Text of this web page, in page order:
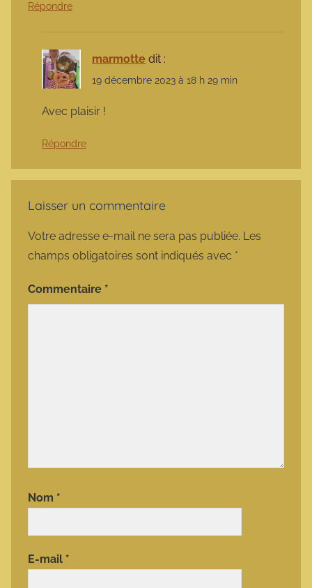
Répondre
marmotte dit :
19 décembre 2023 à 18 h 29 min
Avec plaisir !
Répondre
Laisser un commentaire
Votre adresse e-mail ne sera pas publiée. Les
champs obligatoires sont indiqués avec *
Commentaire *
Nom *
E-mail *